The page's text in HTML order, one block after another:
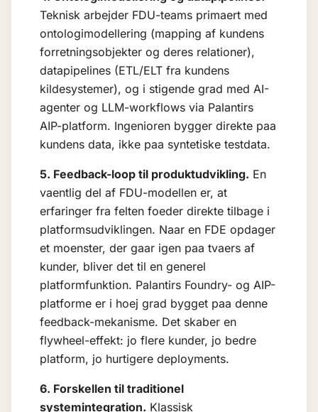
Teknisk arbejder FDU-teams primaert med
ontologimodellering (mapping af kundens
forretningsobjekter og deres relationer),
datapipelines (ETL/ELT fra kundens
kildesystemer), og i stigende grad med AI-
agenter og LLM-workflows via Palantirs
AIP-platform. Ingenioren bygger direkte paa
kundens data, ikke paa syntetiske testdata.
5. Feedback-loop til produktudvikling. En
vaentlig del af FDU-modellen er, at
erfaringer fra felten foeder direkte tilbage i
platformsudviklingen. Naar en FDE opdager
et moenster, der gaar igen paa tvaers af
kunder, bliver det til en generel
platformfunktion. Palantirs Foundry- og AIP-
platforme er i hoej grad bygget paa denne
feedback-mekanisme. Det skaber en
flywheel-effekt: jo flere kunder, jo bedre
platform, jo hurtigere deployments.
6. Forskellen til traditionel
systemintegration. Klassisk